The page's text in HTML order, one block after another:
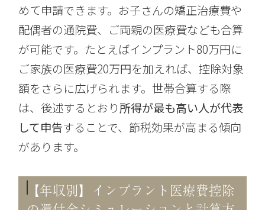
めて申請できます。お子さんの矯正治療費や
配偶者の通院費、ご両親の医療費なども合算
が可能です。たとえばインプラント80万円に
ご家族の医療費20万円を加えれば、控除対象
額をさらに広げられます。世帯合算する際
は、後述するとおり所得が最も高い人が代表
して申告することで、節税効果が高まる傾向
があります。
【年収別】インプラント医療費控除